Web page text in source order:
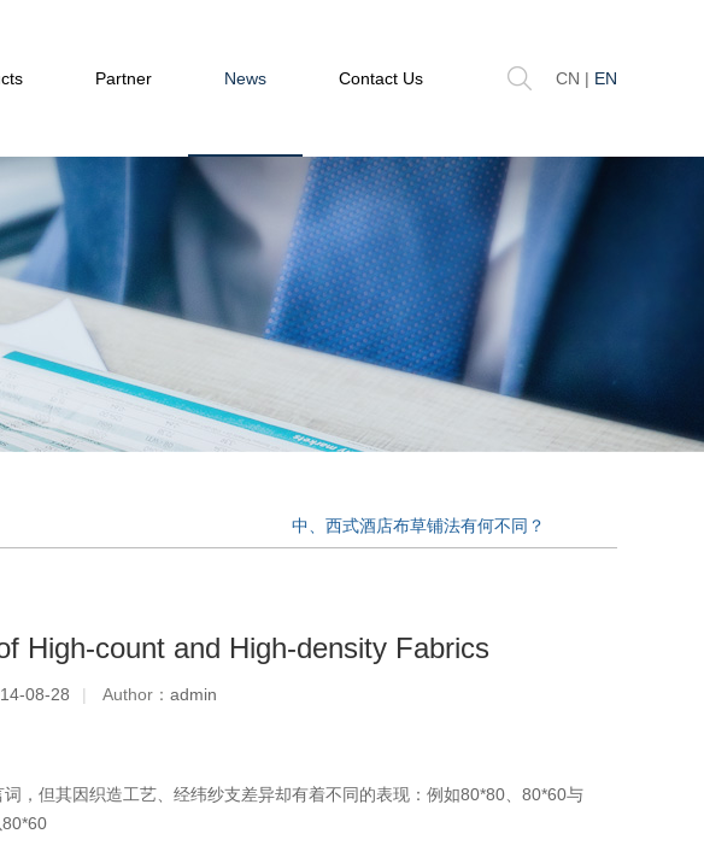
Partner News Contact Us CN | EN
中、西式酒店布草铺法有何不同？
High-count and High-density Fabrics
08-28 | Author： admin
，但其因织造工艺、经纬纱支差异却有着不同的表现：例如80*80、80*60与